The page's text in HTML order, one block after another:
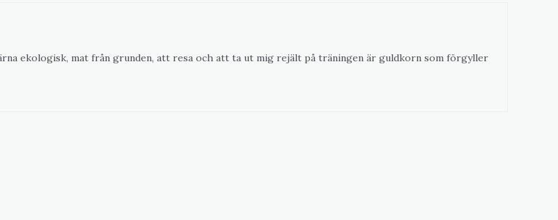
ekologisk, mat från grunden, att resa och att ta ut mig rejält på träningen är guldkorn som förgyller